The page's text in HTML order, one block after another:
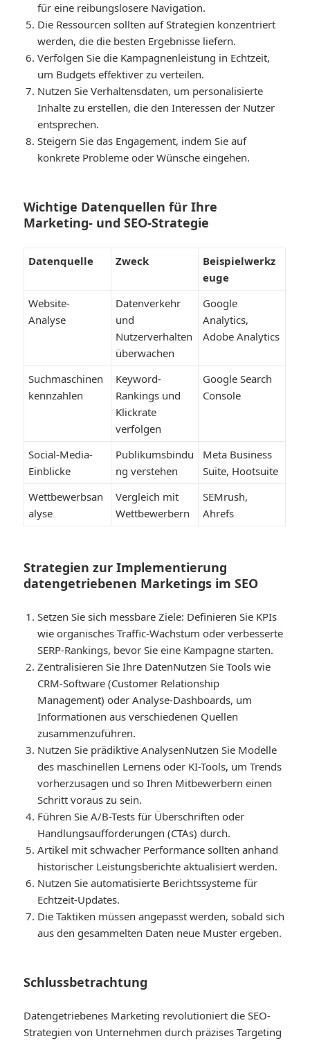
für eine reibungslosere Navigation.
Die Ressourcen sollten auf Strategien konzentriert
werden, die die besten Ergebnisse liefern.
Verfolgen Sie die Kampagnenleistung in Echtzeit,
um Budgets effektiver zu verteilen.
Nutzen Sie Verhaltensdaten, um personalisierte
Inhalte zu erstellen, die den Interessen der Nutzer
entsprechen.
Steigern Sie das Engagement, indem Sie auf
konkrete Probleme oder Wünsche eingehen.
Wichtige Datenquellen für Ihre
Marketing- und SEO-Strategie
Datenquelle Zweck
Beispielwerkz
euge
Website-
Analyse
Datenverkehr
und
Nutzerverhalten
überwachen
Google
Analytics,
Adobe Analytics
Suchmaschinen
kennzahlen
Keyword-
Rankings und
Klickrate
verfolgen
Google Search
Console
Social-Media-
Einblicke
Publikumsbindu
ng verstehen
Meta Business
Suite, Hootsuite
Wettbewerbsan
alyse
Vergleich mit
Wettbewerbern
SEMrush,
Ahrefs
Strategien zur Implementierung
datengetriebenen Marketings im SEO
Setzen Sie sich messbare Ziele: Definieren Sie KPIs
wie organisches Traffic-Wachstum oder verbesserte
SERP-Rankings, bevor Sie eine Kampagne starten.
Zentralisieren Sie Ihre DatenNutzen Sie Tools wie
CRM-Software (Customer Relationship
Management) oder Analyse-Dashboards, um
Informationen aus verschiedenen Quellen
zusammenzuführen.
Nutzen Sie prädiktive AnalysenNutzen Sie Modelle
des maschinellen Lernens oder KI-Tools, um Trends
vorherzusagen und so Ihren Mitbewerbern einen
Schritt voraus zu sein.
Führen Sie A/B-Tests für Überschriften oder
Handlungsaufforderungen (CTAs) durch.
Artikel mit schwacher Performance sollten anhand
historischer Leistungsberichte aktualisiert werden.
Nutzen Sie automatisierte Berichtssysteme für
Echtzeit-Updates.
Die Taktiken müssen angepasst werden, sobald sich
aus den gesammelten Daten neue Muster ergeben.
Schlussbetrachtung
Datengetriebenes Marketing revolutioniert die SEO-
Strategien von Unternehmen durch präzises Targeting